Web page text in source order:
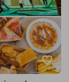
favorite_border